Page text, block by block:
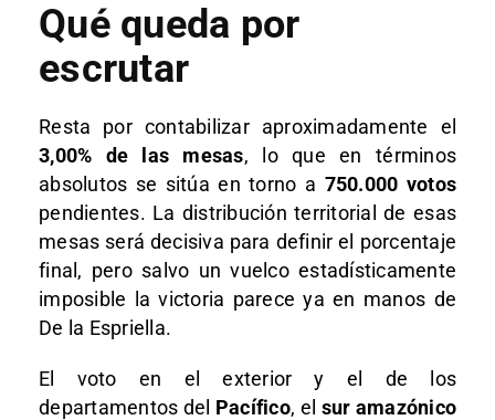
Qué queda por
escrutar
Resta por contabilizar aproximadamente el
3,00% de las mesas, lo que en términos
absolutos se sitúa en torno a 750.000 votos
pendientes. La distribución territorial de esas
mesas será decisiva para definir el porcentaje
final, pero salvo un vuelco estadísticamente
imposible la victoria parece ya en manos de
De la Espriella.
El voto en el exterior y el de los
departamentos del Pacífico, el sur amazónico